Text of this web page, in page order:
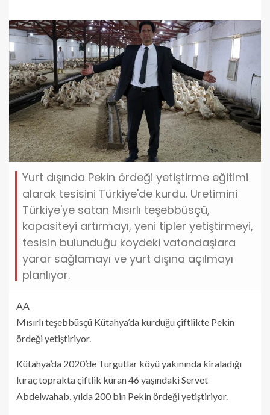
Yurt dışında Pekin ördeği yetiştirme eğitimi
alarak tesisini Türkiye'de kurdu. Üretimini
Türkiye'ye satan Mısırlı teşebbüsçü,
kapasiteyi artırmayı, yeni tipler yetiştirmeyi,
tesisin bulunduğu köydeki vatandaşlara
yarar sağlamayı ve yurt dışına açılmayı
planlıyor.
AA
Mısırlı teşebbüsçü Kütahya’da kurduğu çiftlikte Pekin
ördeği yetiştiriyor.
Kütahya’da 2020’de Turgutlar köyü yakınında kiraladığı
kıraç toprakta çiftlik kuran 46 yaşındaki Servet
Abdelwahab, yılda 200 bin Pekin ördeği yetiştiriyor.